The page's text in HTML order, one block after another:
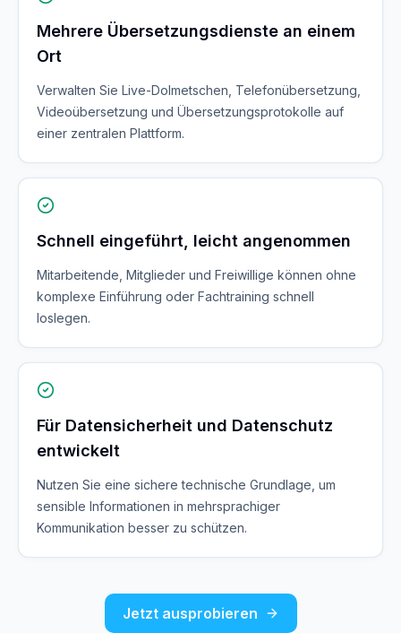
Mehrere Übersetzungsdienste an einem
Ort
Verwalten Sie Live-Dolmetschen, Telefonübersetzung,
Videoübersetzung und Übersetzungsprotokolle auf
einer zentralen Plattform.
Schnell eingeführt, leicht angenommen
Mitarbeitende, Mitglieder und Freiwillige können ohne
komplexe Einführung oder Fachtraining schnell
loslegen.
Für Datensicherheit und Datenschutz
entwickelt
Nutzen Sie eine sichere technische Grundlage, um
sensible Informationen in mehrsprachiger
Kommunikation besser zu schützen.
Jetzt ausprobieren